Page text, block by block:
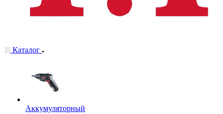
Каталог
Аккумуляторный